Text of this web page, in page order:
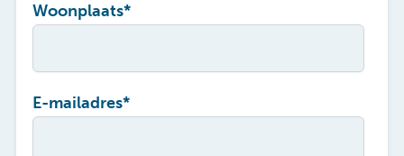
Woonplaats*
E-mailadres*